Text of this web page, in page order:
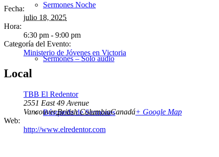
Sermones Noche
Sermones – Solo audio
Búsqueda de Sermones
Fecha:
julio 18, 2025
Hora:
6:30 pm - 9:00 pm
Categoría del Evento:
Ministerio de Jóvenes en Victoria
Local
TBB El Redentor
2551 East 49 Avenue
Vancouver,British ColumbiaCanadá+ Google Map
Web:
http://www.elredentor.com